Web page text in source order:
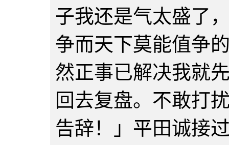
子我还是气太盛了
争而天下莫能值争
然正事已解决我就
回去复盘。不敢打
告辞！」平田诚接